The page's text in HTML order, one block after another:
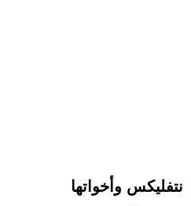
نتفليكس وأخواتها